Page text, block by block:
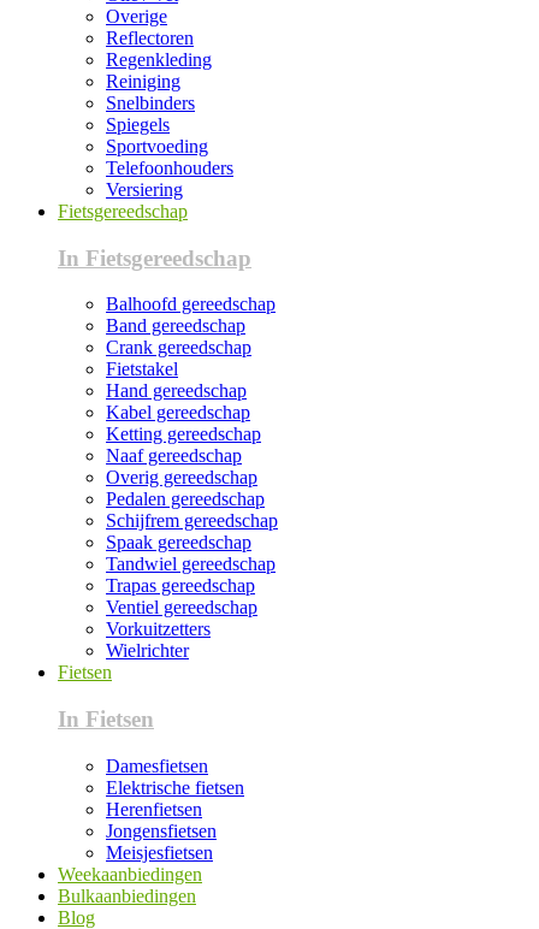
Overige
Reflectoren
Regenkleding
Reiniging
Snelbinders
Spiegels
Sportvoeding
Telefoonhouders
Versiering
Fietsgereedschap
In Fietsgereedschap
Balhoofd gereedschap
Band gereedschap
Crank gereedschap
Fietstakel
Hand gereedschap
Kabel gereedschap
Ketting gereedschap
Naaf gereedschap
Overig gereedschap
Pedalen gereedschap
Schijfrem gereedschap
Spaak gereedschap
Tandwiel gereedschap
Trapas gereedschap
Ventiel gereedschap
Vorkuitzetters
Wielrichter
Fietsen
In Fietsen
Damesfietsen
Elektrische fietsen
Herenfietsen
Jongensfietsen
Meisjesfietsen
Weekaanbiedingen
Bulkaanbiedingen
Blog